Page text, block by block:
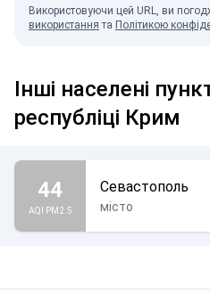
Використовуючи цей URL, ви
використання та Політикою
Інші населені
республіці Крим
44
AQI PM2.5
Севастополь
місто